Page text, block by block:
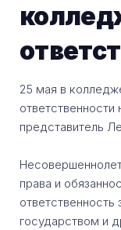
25 мая в
представитель
права и
ответственность
государством и